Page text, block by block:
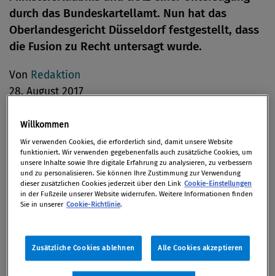
durch das Bundeskartellamt. Nun hat das
Oberlandesgericht Düsseldorf festgestellt, dass
die Fusion zu Recht untersagt wurde.
Von Redaktion
28. August 2017
Im April 2015 hatte das Bundeskartellamt den
Zusammenschluss von Edeka und Kaiser's
Tengelmann untersagt. Dieses Veto hebelte der
damalige Wirtschaftsminister Siegmar Gabriel durch
Gemeinwohlgründe „Arbeitsplatzerhalt und
Beschäftigungssicherung“ sowie „Erhalt der
Willkommen
Wir verwenden Cookies, die erforderlich sind, damit unsere Website
funktioniert. Wir verwenden gegebenenfalls auch zusätzliche Cookies, um
unsere Inhalte sowie Ihre digitale Erfahrung zu analysieren, zu verbessern
und zu personalisieren. Sie können Ihre Zustimmung zur Verwendung
dieser zusätzlichen Cookies jederzeit über den Link Cookie-Einstellungen
in der Fußzeile unserer Website widerrufen. Weitere Informationen finden
Sie in unserer Cookie-Richtlinie.
Zusätzliche Cookies ablehnen Alle Cookies akzeptieren